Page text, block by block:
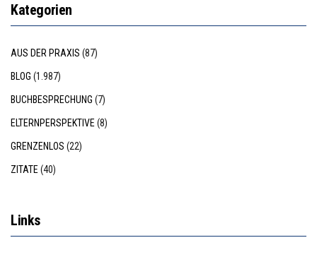
Kategorien
AUS DER PRAXIS (87)
BLOG (1.987)
BUCHBESPRECHUNG (7)
ELTERNPERSPEKTIVE (8)
GRENZENLOS (22)
ZITATE (40)
Links